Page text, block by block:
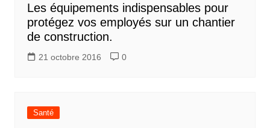
Les équipements indispensables pour
protégez vos employés sur un chantier
de construction.
21 octobre 2016 0
Santé